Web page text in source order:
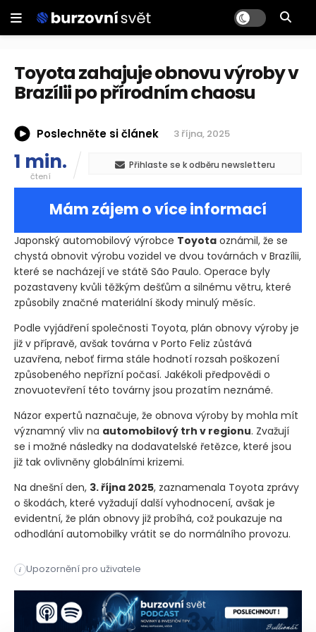
Toyota zahajuje obnovu výroby v
Brazílii po přírodním chaosu
Poslechněte si článek 3 října, 2025
1 min.
čtení
Přihlaste se k odběru newsletteru
Mám zájem o více informací
Japonský automobilový výrobce Toyota oznámil, že se
chystá obnovit výrobu vozidel ve dvou továrnách v Brazílii,
které se nacházejí ve státě São Paulo. Operace byly
pozastaveny kvůli těžkým dešťům a silnému větru, které
způsobily značné materiální škody minulý měsíc.
Podle vyjádření společnosti Toyota, plán obnovy výroby je
již v přípravě, avšak továrna v Porto Feliz zůstává
uzavřena, neboť firma stále hodnotí rozsah poškození
způsobeného nepřízní počasí. Jakékoli předpovědi o
znovuotevření této továrny jsou prozatím neznámé.
Názor expertů naznačuje, že obnova výroby by mohla mít
významný vliv na automobilový trh v regionu. Zvažují
se i možné následky na dodavatelské řetězce, které jsou
již tak ovlivněny globálními krizemi.
Na dnešní den, 3. října 2025, zaznamenala Toyota zprávy
o škodách, které vyžadují další vyhodnocení, avšak je
evidentní, že plán obnovy již probíhá, což poukazuje na
odhodlání automobilky vrátit se do normálního provozu.
i Upozornění pro uživatele
Japonský automobilový výrobce Toyota oznámil, že se